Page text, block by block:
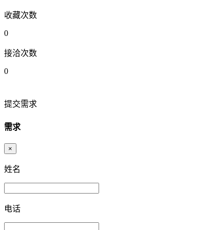
收藏次数
0
接洽次数
0
提交需求
需求
×
姓名
电话